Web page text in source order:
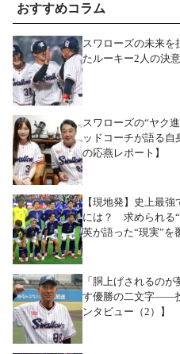
おすすめコラム
スワローズの未来
たルーキー2人の決
スワローズの“ヤク
ッドコーチが語る
の応燕レポート】
【現地発】史上最
には？ 求められる
英が語った“現実”を
「胴上げされるの
す優勝の二文字――
ンタビュー（2）】